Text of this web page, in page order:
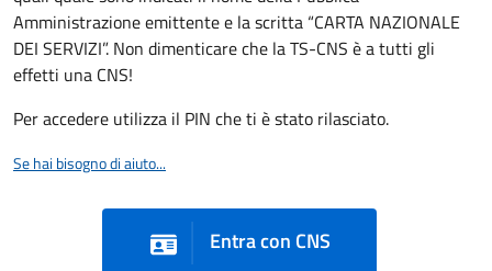
Amministrazione emittente e la scritta “CARTA NAZIONALE
DEI SERVIZI”. Non dimenticare che la TS-CNS è a tutti gli
effetti una CNS!
Per accedere utilizza il PIN che ti è stato rilasciato.
Se hai bisogno di aiuto...
Entra con CNS